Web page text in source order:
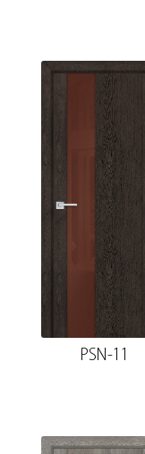
PSN-11